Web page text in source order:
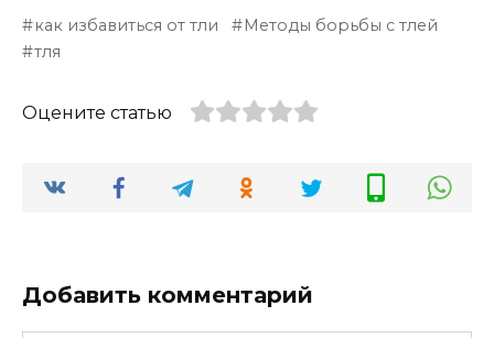
как избавиться от тли
Методы борьбы с тлей
тля
Оцените статью
Добавить комментарий